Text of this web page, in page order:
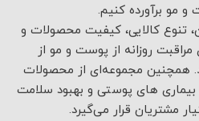
مو برآورده کنیم.
تنوع کالایی، کیفیت محصولات و
مراقبت روزانه از پوست و مو از
همچنین مجموعه‌ای از محصولات
های پوستی و بهبود سلامت
مشتریان قرار می‌گیرد.